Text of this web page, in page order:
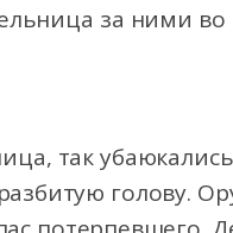
за ними во
так
голову.